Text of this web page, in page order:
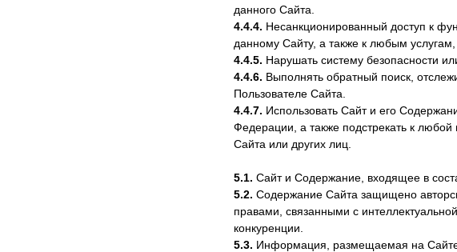
данного Сайта.
4.4.4. Несанкционированный доступ к
данному Сайту, а также к любым
4.4.5. Нарушать систему безопасности
4.4.6. Выполнять обратный поиск,
Пользователе Сайта.
4.4.7. Использовать Сайт и его
Федерации, а также подстрекать к
Сайта или других лиц.
5.1. Сайт и Содержание, входящее в
5.2. Содержание Сайта защищено
правами, связанными с
конкуренции.
5.3. Информация, размещаемая на Сайте